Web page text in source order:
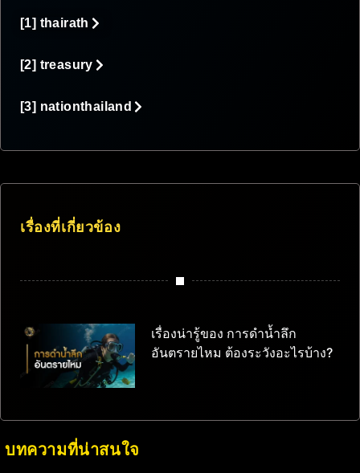
[1] thairath
[2] treasury
[3] nationthailand
เรื่องที่เกี่ยวข้อง
เรื่องน่ารู้ของ การดำน้ำลึก
อันตรายไหม ต้องระวังอะไรบ้าง?
บทความที่น่าสนใจ